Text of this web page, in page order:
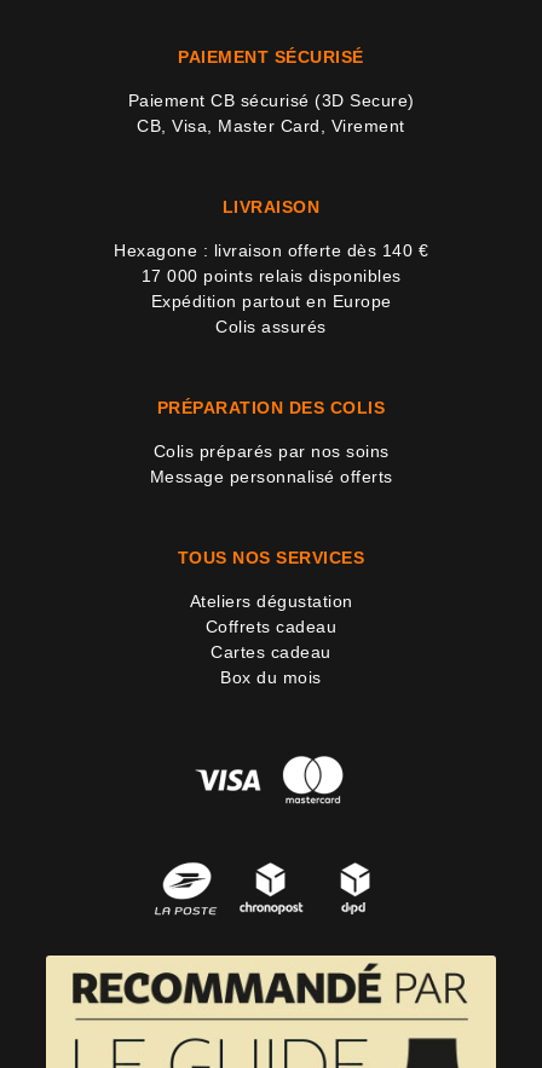
PAIEMENT SÉCURISÉ
Paiement CB sécurisé (3D Secure)
CB, Visa, Master Card, Virement
LIVRAISON
Hexagone : livraison offerte dès 140 €
17 000 points relais disponibles
Expédition partout en Europe
Colis assurés
PRÉPARATION DES COLIS
Colis préparés par nos soins
Message personnalisé offerts
TOUS NOS SERVICES
Ateliers dégustation
Coffrets cadeau
Cartes cadeau
Box du mois